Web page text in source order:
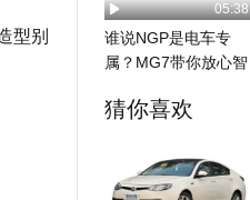
型别
05:38
谁说NGP是电车专
属？MG7带你放心智
猜你喜欢